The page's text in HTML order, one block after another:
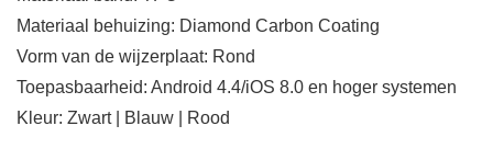
Materiaal behuizing: Diamond Carbon Coating
Vorm van de wijzerplaat: Rond
Toepasbaarheid: Android 4.4/iOS 8.0 en hoger systemen
Kleur: Zwart | Blauw | Rood